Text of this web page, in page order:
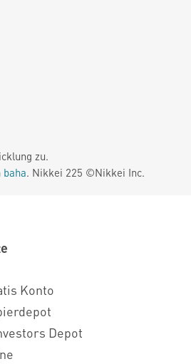
zu.
baha. Nikkei 225 ©Nikkei Inc.
Konto
Depot